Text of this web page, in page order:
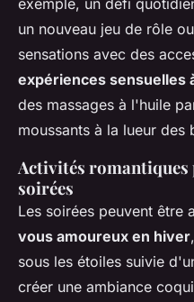
exemple, un défi
un nouveau jeu de rôle
sensations avec des
expériences sensuelles
des massages à l'huile
moussants à la lueur des
Activités romantiques
soirées
Les soirées peuvent être
vous amoureux en hiver
sous les étoiles suivie
créer une ambiance